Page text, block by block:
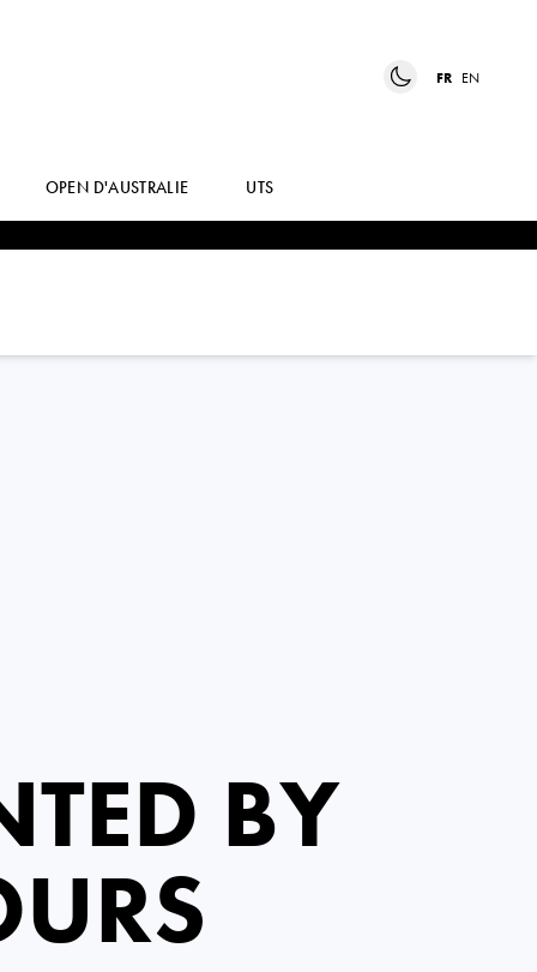
FR EN
OPEN D'AUSTRALIE UTS
BY